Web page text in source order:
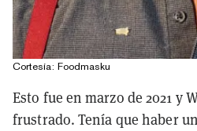
Cortesía: Foodmasku
Esto fue en marzo de 2021 y
frustrado. Tenía que haber